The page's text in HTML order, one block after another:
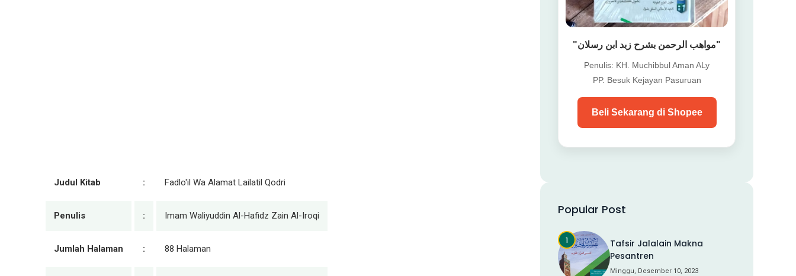
Judul Kitab : Fadlo'il Wa Alamat Lailatil Qodri
Penulis : Imam Waliyuddin Al-Hafidz Zain Al-Iroqi
Jumlah Halaman : 88 Halaman
"مواهب الرحمن بشرح زبد ابن رسلان"
Penulis: KH. Muchibbul Aman ALy
PP. Besuk Kejayan Pasuruan
Beli Sekarang di Shopee
Popular Post
Tafsir Jalalain Makna
Pesantren
Minggu, Desember 10, 2023